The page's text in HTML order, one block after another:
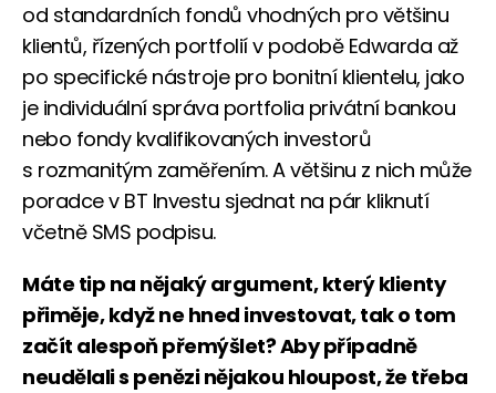
od standardních fondů vhodných pro většinu
klientů, řízených portfolií v podobě Edwarda až
po specifické nástroje pro bonitní klientelu, jako
je individuální správa portfolia privátní bankou
nebo fondy kvalifikovaných investorů
s rozmanitým zaměřením. A většinu z nich může
poradce v BT Investu sjednat na pár kliknutí
včetně SMS podpisu.
Máte tip na nějaký argument, který klienty
přiměje, když ne hned investovat, tak o tom
začít alespoň přemýšlet? Aby případně
neudělali s penězi nějakou hloupost, že třeba